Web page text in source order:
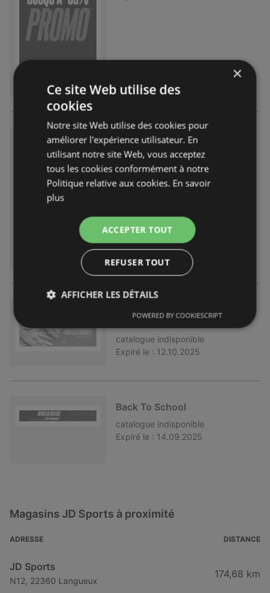
OUTLET DE FIN DE SAISON JU
SQU'À -50 %* - 10 % DE RÉDU
CTION SUPPLÉMENTAIRE CO
DE : EXTRA10
catalogue indisponible
S ÉTUDIANTS
catalogue indisponible
Expiré le : 12.10.2025
Back To School
catalogue indisponible
Expiré le : 14.09.2025
Magasins JD Sports à proximité
ADRESSE DISTANCE
JD Sports
N12, 22360 Langueux
174,68 km
×
Ce site Web utilise des
cookies
Notre site Web utilise des cookies pour
améliorer l'expérience utilisateur. En
utilisant notre site Web, vous acceptez
tous les cookies conformément à notre
Politique relative aux cookies. En savoir
plus
ACCEPTER TOUT
REFUSER TOUT
AFFICHER LES DÉTAILS
POWERED BY COOKIESCRIPT